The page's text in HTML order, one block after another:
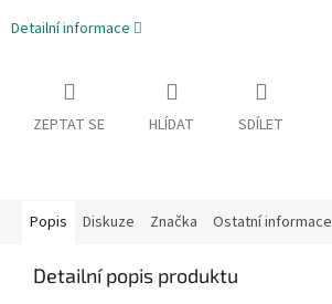
Detailní informace
ZEPTAT SE HLÍDAT SDÍLET
Popis Diskuze Značka Ostatní informace
Detailní popis produktu